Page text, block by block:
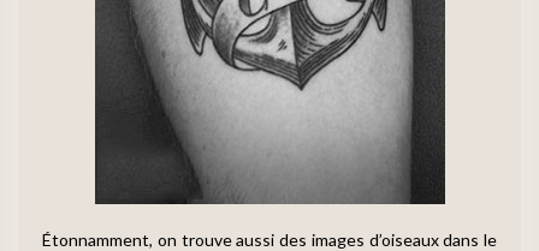
Étonnamment, on trouve aussi des images d’oiseaux dans le